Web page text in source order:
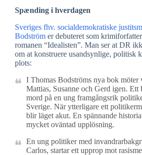
Spænding i hverdagen
Sveriges fhv. socialdemokratiske
Bodström er debuteret som
romanen “Idealisten”. Man ser at DR
om at konstruere usandsynlige, politisk
plots:
I Thomas Bodströms nya bok möter
Mattias, Susanne och Gerd igen. Ett
mord på en ung framgångsrik
Sverige. När ytterligare ett
blir läget akut. En spännande
mycket oväntad upplösning.
En ung politiker med
Carlos, startar ett upprop mot